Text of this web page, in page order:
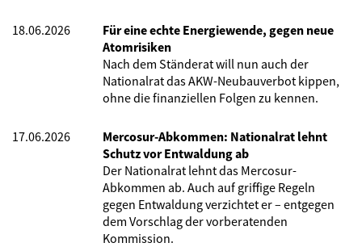
18.06.2026
Für eine echte Energiewende, gegen neue
Atomrisiken
Nach dem Ständerat will nun auch der
Nationalrat das AKW-Neubauverbot kippen,
ohne die finanziellen Folgen zu kennen.
17.06.2026
Mercosur-Abkommen: Nationalrat lehnt
Schutz vor Entwaldung ab
Der Nationalrat lehnt das Mercosur-
Abkommen ab. Auch auf griffige Regeln
gegen Entwaldung verzichtet er – entgegen
dem Vorschlag der vorberatenden
Kommission.